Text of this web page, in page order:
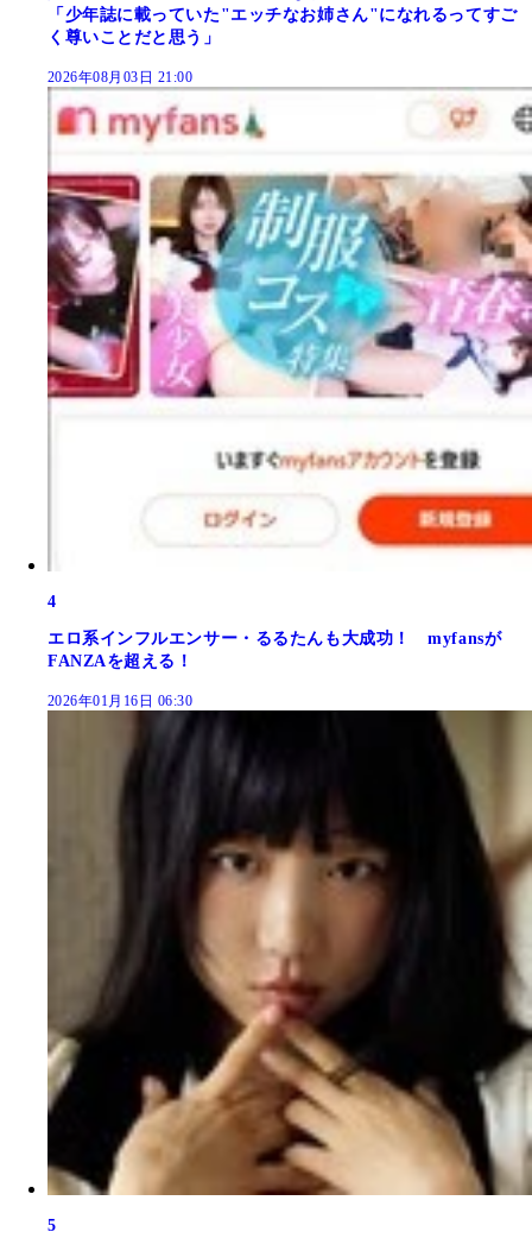
「少年誌に載っていた"エッチなお姉さん"になれるってすご
く尊いことだと思う」
2026年08月03日 21:00
4
エロ系インフルエンサー・るるたんも大成功！ myfansが
FANZAを超える！
2026年01月16日 06:30
5